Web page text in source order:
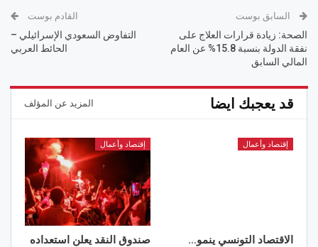
السابق بوست
الصحة: زيادة قرارات العلاج على
نفقة الدولة بنسبة 15.8% عن العام
المالي السابق
القادم بوست
التفاوض السعودي الإسرائيلي –
الحائط العربي
قد يعجبك ايضا المزيد عن المؤلف
إقتصاد وأعمال
الاقتصاد التونسي ينمو…
إقتصاد وأعمال
صندوق النقد يعلن استعداده